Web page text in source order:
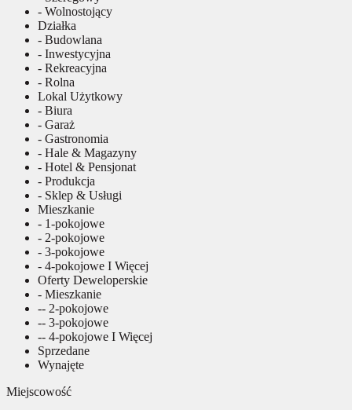
- Wolnostojący
Działka
- Budowlana
- Inwestycyjna
- Rekreacyjna
- Rolna
Lokal Użytkowy
- Biura
- Garaż
- Gastronomia
- Hale & Magazyny
- Hotel & Pensjonat
- Produkcja
- Sklep & Usługi
Mieszkanie
- 1-pokojowe
- 2-pokojowe
- 3-pokojowe
- 4-pokojowe I Więcej
Oferty Deweloperskie
- Mieszkanie
-- 2-pokojowe
-- 3-pokojowe
-- 4-pokojowe I Więcej
Sprzedane
Wynajęte
Miejscowość